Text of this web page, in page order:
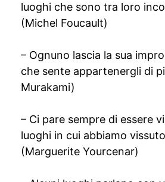
luoghi che sono tra loro
(Michel Foucault)
– Ognuno lascia la sua
che sente appartenergli di
Murakami)
– Ci pare sempre di essere
luoghi in cui abbiamo
(Marguerite Yourcenar)